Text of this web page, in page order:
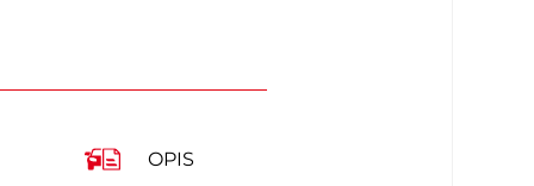
Podgrzewany fotel pasażera
Regul. elektr. podparcia lędźwiowego -
OPIS